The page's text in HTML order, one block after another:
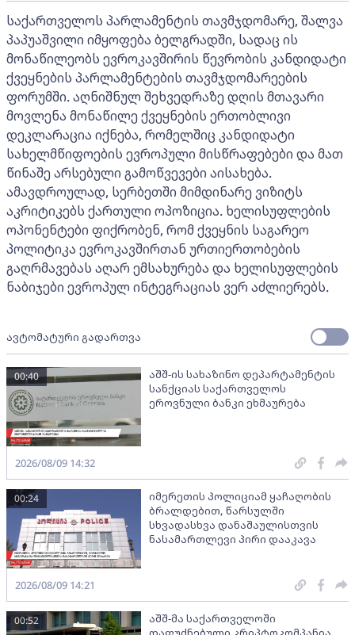
საქართველოს პარლამენტის თავმჯდომარე, შალვა
პაპუაშვილი იმყოფება ბელგრადში, სადაც ის
მონაწილეობს ევროკავშირის წევრობის კანდიდატი
ქვეყნების პარლამენტების თავმჯდომარეების
ფორუმში. აღნიშნულ შეხვედრაზე დღის მთავარი
მოვლენა მონაწილე ქვეყნების ერთობლივი
დეკლარაცია იქნება, რომელშიც კანდიდატი
სახელმწიფოების ევროპული მისწრაფებები და მათ
წინაშე არსებული გამოწვევები აისახება.
ამავდროულად, სერბეთში მიმდინარე ვიზიტს
აკრიტიკებს ქართული ოპოზიცია. ხელისუფლების
ოპონენტები ფიქრობენ, რომ ქვეყნის საგარეო
პოლიტიკა ევროკავშირთან ურთიერთობების
გაღრმავებას აღარ ემსახურება და ხელისუფლების
ნაბიჯები ევროპულ ინტეგრაციას ვერ აძლიერებს.
ავტომატური გადართვა
აშშ-ის სახაზინო დეპარტამენტის
სანქციას საქართველოს
ეროვნული ბანკი ეხმაურება
00:40
2026/08/09 14:32
იმერეთის პოლიციამ ყაჩაღობის
ბრალდებით, წარსულში
სხვადასხვა დანაშაულისთვის
ნასამართლევი პირი დააკავა
00:24
2026/08/09 14:21
აშშ-მა საქართველოში
00:52